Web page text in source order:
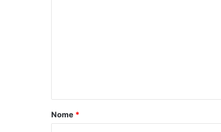
rNome *